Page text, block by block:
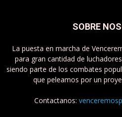
SOBRE
La puesta en marcha de
para gran cantidad de
siendo parte de los combates
que peleamos por un
Contactanos: